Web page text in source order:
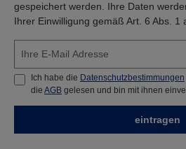
gespeichert werden. Ihre Daten
Ihrer Einwilligung gemäß Art. 6 Abs. 1
Ich habe die Datenschutzbestimmungen
die AGB gelesen und bin mit ihnen
eintragen